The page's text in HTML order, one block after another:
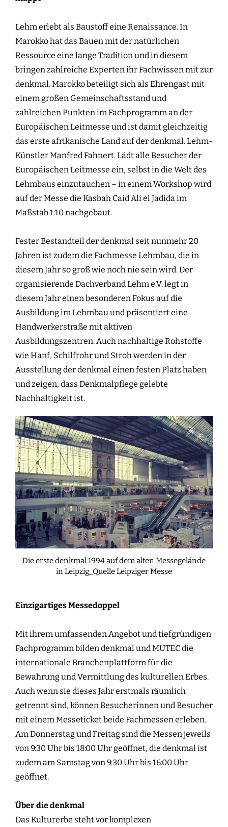
Lehm erlebt als Baustoff eine Renaissance. In
Marokko hat das Bauen mit der natürlichen
Ressource eine lange Tradition und in diesem
bringen zahlreiche Experten ihr Fachwissen mit zur
denkmal. Marokko beteiligt sich als Ehrengast mit
einem großen Gemeinschaftsstand und
zahlreichen Punkten im Fachprogramm an der
Europäischen Leitmesse und ist damit gleichzeitig
das erste afrikanische Land auf der denkmal. Lehm-
Künstler Manfred Fahnert. Lädt alle Besucher der
Europäischen Leitmesse ein, selbst in die Welt des
Lehmbaus einzutauchen – in einem Workshop wird
auf der Messe die Kasbah Caid Ali el Jadida im
Maßstab 1:10 nachgebaut.
Fester Bestandteil der denkmal seit nunmehr 20
Jahren ist zudem die Fachmesse Lehmbau, die in
diesem Jahr so groß wie noch nie sein wird. Der
organisierende Dachverband Lehm e.V. legt in
diesem Jahr einen besonderen Fokus auf die
Ausbildung im Lehmbau und präsentiert eine
Handwerkerstraße mit aktiven
Ausbildungszentren. Auch nachhaltige Rohstoffe
wie Hanf, Schilfrohr und Stroh werden in der
Ausstellung der denkmal einen festen Platz haben
und zeigen, dass Denkmalpflege gelebte
Nachhaltigkeit ist.
Die erste denkmal 1994 auf dem alten Messegelände
in Leipzig_Quelle Leipziger Messe
Einzigartiges Messedoppel
Mit ihrem umfassenden Angebot und tiefgründigen
Fachprogramm bilden denkmal und MUTEC die
internationale Branchenplattform für die
Bewahrung und Vermittlung des kulturellen Erbes.
Auch wenn sie dieses Jahr erstmals räumlich
getrennt sind, können Besucherinnen und Besucher
mit einem Messeticket beide Fachmessen erleben.
Am Donnerstag und Freitag sind die Messen jeweils
von 9:30 Uhr bis 18:00 Uhr geöffnet, die denkmal ist
zudem am Samstag von 9:30 Uhr bis 16:00 Uhr
geöffnet.
Über die denkmal
Das Kulturerbe steht vor komplexen